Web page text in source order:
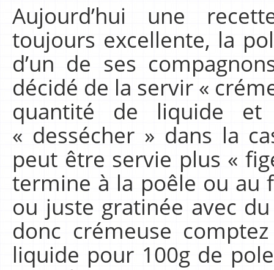
Aujourd’hui une
toujours excellente, la
d’un de ses
décidé de la servir «
quantité de liquide
« dessécher » dans la
peut être servie plus «
termine à la poêle ou au
ou juste gratinée avec
donc crémeuse
liquide pour 100g de